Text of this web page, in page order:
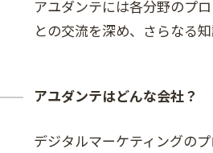
アユダンテには各分野のプ
との交流を深め、さらなる
アユダンテはどんな会社？
デジタルマーケティングのプ